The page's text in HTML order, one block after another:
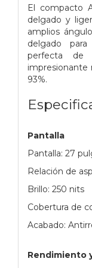
El compacto
delgado y
amplios
delgado para
perfecta de
impresionante
93%.
Pantalla
Pantalla: 27
Relación de
Brillo: 250 nits
Cobertura de
Acabado:
Rendimiento